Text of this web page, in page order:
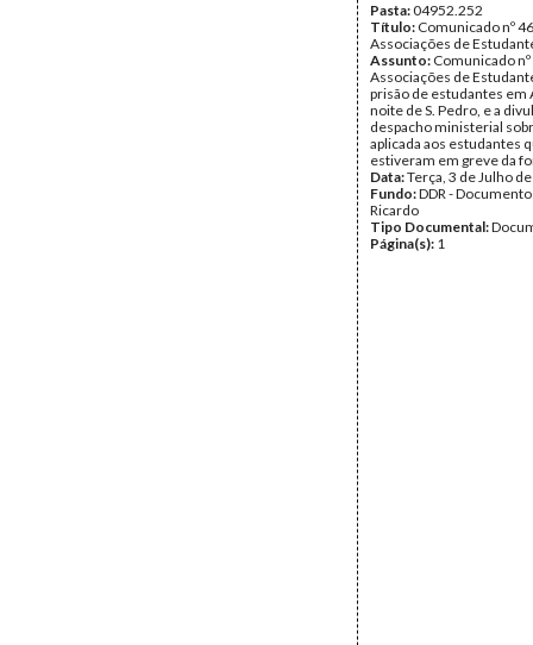
Pasta:04952.252
Título: Comunicado nº
Associações de
Assunto: Comunicado
Associações de
prisão de estudantes em
noite de S. Pedro, e a
despacho ministerial
aplicada aos estudantes
estiveram em greve da
Data:Terça, 3 de Julho
Fundo:DDR -
Ricardo
Tipo Documental:
Página(s): 1